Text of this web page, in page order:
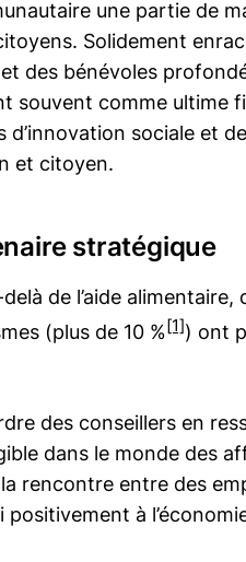
une partie de
Solidement
des bénévoles
souvent comme ultime
sociale et
et citoyen.
stratégique
de l’aide
(plus de 10 %[1]) ont
des conseillers en
dans le monde des
rencontre entre des
à